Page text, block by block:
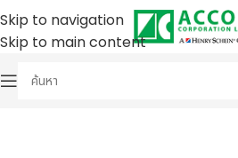
Skip to navigation
Skip to main content